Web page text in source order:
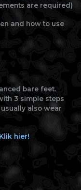
are required)
and how to use
bare feet.
3 simple steps
also wear
hier!